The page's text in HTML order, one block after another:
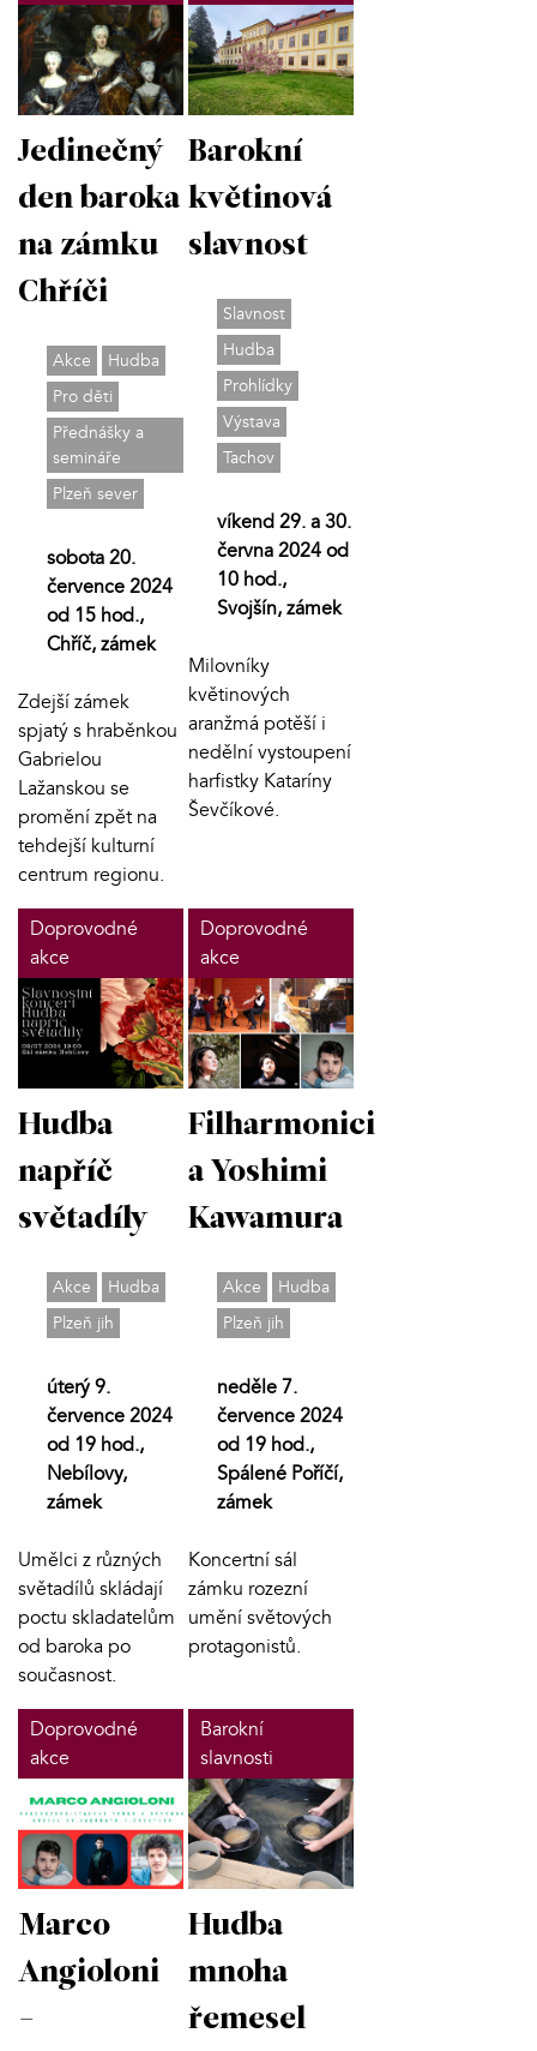
Jedinečný
den baroka
na zámku
Chříči
Akce
Hudba
Pro děti
Přednášky a
semináře
Plzeň sever
sobota 20.
července 2024
od 15 hod.,
Chříč, zámek
Zdejší zámek
spjatý s hraběnkou
Gabrielou
Lažanskou se
promění zpět na
tehdejší kulturní
centrum regionu.
Barokní
květinová
slavnost
Slavnost
Hudba
Prohlídky
Výstava
Tachov
víkend 29. a 30.
června 2024 od
10 hod.,
Svojšín, zámek
Milovníky
květinových
aranžmá potěší i
nedělní vystoupení
harfistky Kataríny
Ševčíkové.
Doprovodné
akce
Hudba
napříč
světadíly
Akce
Hudba
Plzeň jih
úterý 9.
července 2024
od 19 hod.,
Nebílovy,
zámek
Umělci z různých
světadílů skládají
poctu skladatelům
od baroka po
současnost.
Doprovodné
akce
Filharmonici
a Yoshimi
Kawamura
Akce
Hudba
Plzeň jih
neděle 7.
července 2024
od 19 hod.,
Spálené Poříčí,
zámek
Koncertní sál
zámku rozezní
umění světových
protagonistů.
Doprovodné
akce
Marco
Angioloni
-
Barokní
slavnosti
Hudba
mnoha
řemesel